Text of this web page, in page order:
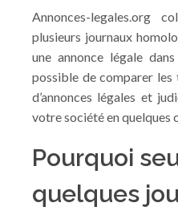
Annonces-legales.org
plusieurs journaux
une annonce légale
possible de comparer
d’annonces légales et
votre société en quelques
Pourquoi
quelques